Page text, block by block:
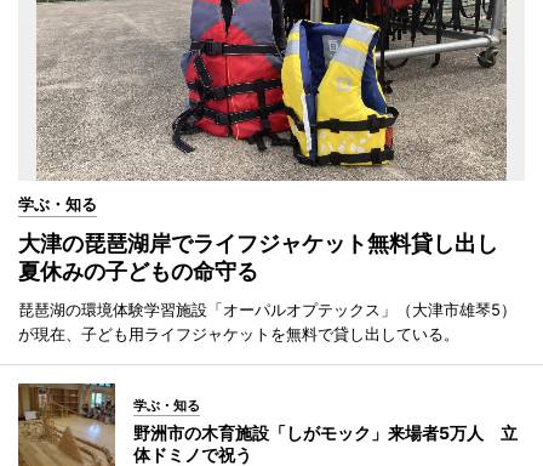
学ぶ・知る
大津の琵琶湖岸でライフジャケット無料貸し出し
夏休みの子どもの命守る
琵琶湖の環境体験学習施設「オーパルオプテックス」（大津市雄琴5）
が現在、子ども用ライフジャケットを無料で貸し出している。
学ぶ・知る
野洲市の木育施設「しがモック」来場者5万人 立
体ドミノで祝う